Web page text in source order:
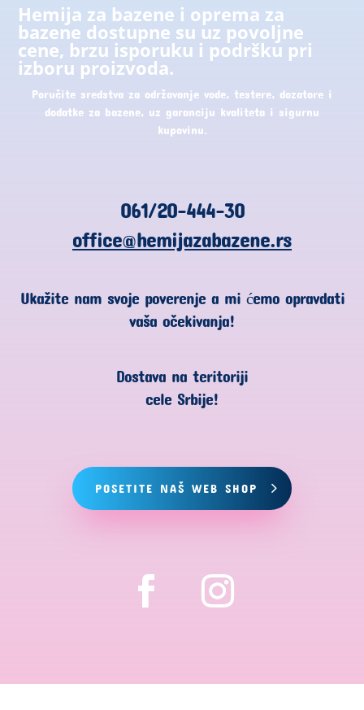
Hemija za bazene i oprema za
bazene dostupne su uz povoljne
cene, brzu isporuku i podršku pri
izboru proizvoda.
Poručite sredstva za održavanje vode, testere, dozatore i
dodatke za bazene, uz garanciju kvaliteta i sigurnu
kupovinu.
061/20-444-30
office@hemijazabazene.rs
Ukažite nam svoje poverenje a mi ćemo opravdati
vaša očekivanja!
Dostava na teritoriji
cele Srbije!
POSETITE NAŠ WEB SHOP